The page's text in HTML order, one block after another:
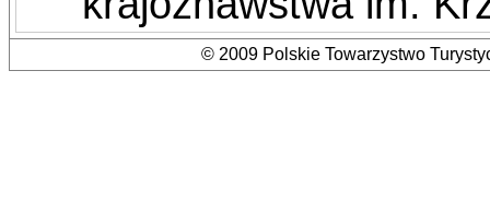
© 2009 Polskie Towarzystwo